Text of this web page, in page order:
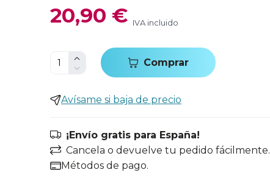
20,90 € IVA incluido
Comprar
Avísame si baja de precio
¡Envío gratis para España!
Cancela o devuelve tu pedido fácilmente.
Métodos de pago.